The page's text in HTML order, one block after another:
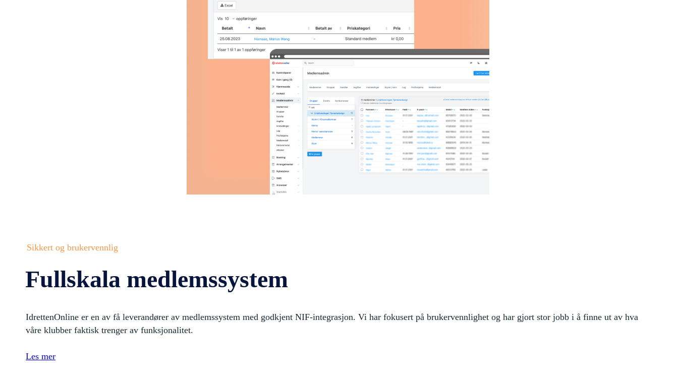
Sikkert og brukervennlig
Fullskala medlemssystem
IdrettenOnline er en av få leverandører av medlemssystem med godkjent NIF-integrasjon. Vi har fokusert på brukervennlighet og har gjort stor jobb i å finne ut av hva
våre klubber faktisk trenger av funksjonalitet.
Les mer